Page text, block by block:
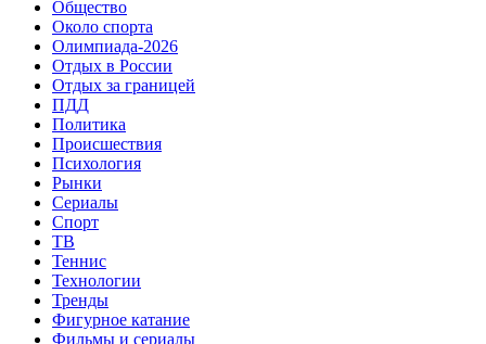
Общество
Около спорта
Олимпиада-2026
Отдых в России
Отдых за границей
ПДД
Политика
Происшествия
Психология
Рынки
Сериалы
Спорт
ТВ
Теннис
Технологии
Тренды
Фигурное катание
Фильмы и сериалы